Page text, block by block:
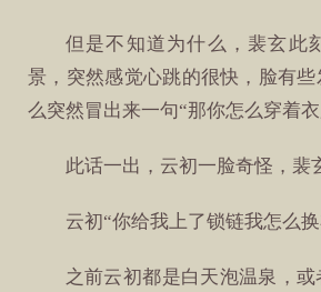
但是不知道为什么，裴玄此
景，突然感觉心跳的很快，脸有
么突然冒出来一句“那你怎么穿着
此话一出，云初一脸奇怪，裴
云初“你给我上了锁链我怎么
之前云初都是白天泡温泉，